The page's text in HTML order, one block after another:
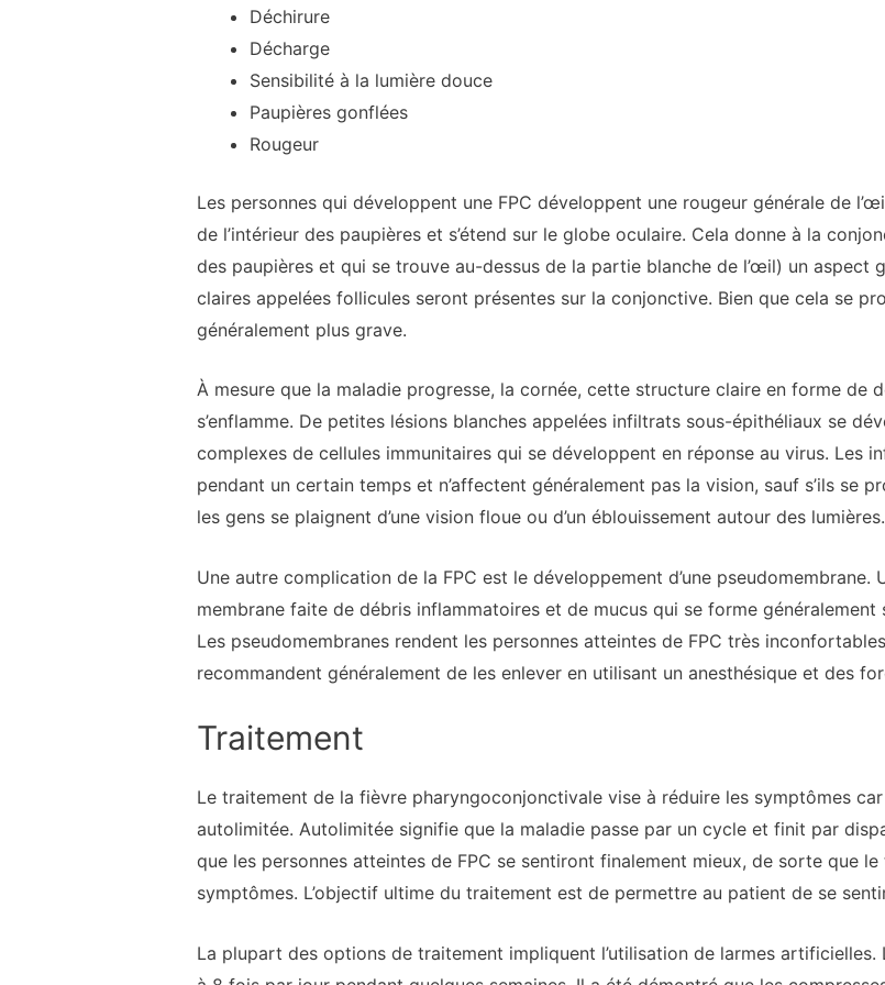
Déchirure
Décharge
Sensibilité à la lumière douce
Paupières gonflées
Rougeur
Les personnes qui développent une FPC développent une rougeur générale de
de l’intérieur des paupières et s’étend sur le globe oculaire. Cela donne à la
des paupières et qui se trouve au-dessus de la partie blanche de l’œil) un aspect
claires appelées follicules seront présentes sur la conjonctive. Bien que cela se
généralement plus grave.
À mesure que la maladie progresse, la cornée, cette structure claire en forme de
s’enflamme. De petites lésions blanches appelées infiltrats sous-épithéliaux se
complexes de cellules immunitaires qui se développent en réponse au virus. Les
pendant un certain temps et n’affectent généralement pas la vision, sauf s’ils se
les gens se plaignent d’une vision floue ou d’un éblouissement autour des lumières.
Une autre complication de la FPC est le développement d’une pseudomembrane.
membrane faite de débris inflammatoires et de mucus qui se forme
Les pseudomembranes rendent les personnes atteintes de FPC très
recommandent généralement de les enlever en utilisant un anesthésique et des
Traitement
Le traitement de la fièvre pharyngoconjonctivale vise à réduire les symptômes
autolimitée. Autolimitée signifie que la maladie passe par un cycle et finit par
que les personnes atteintes de FPC se sentiront finalement mieux, de sorte que
symptômes. L’objectif ultime du traitement est de permettre au patient de se
La plupart des options de traitement impliquent l’utilisation de larmes